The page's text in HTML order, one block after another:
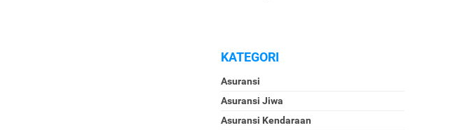
KATEGORI
Asuransi
Asuransi Jiwa
Asuransi Kendaraan